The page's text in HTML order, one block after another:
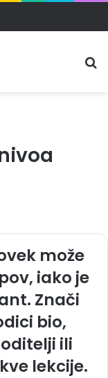
može
iako je
Znači
bio,
ili
lekcije.